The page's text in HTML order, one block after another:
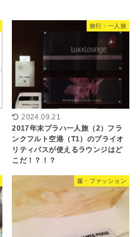
旅行・一人旅
2024.09.21
2017年末プラハ一人旅（2）フラ
ンクフルト空港（T1）のプライオ
リティパスが使えるラウンジはど
こだ！？！？
服・ファッション